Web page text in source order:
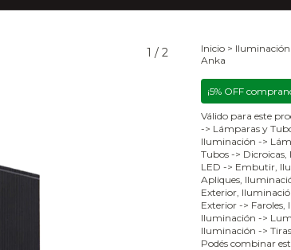
1 / 2 Inicio > Iluminación
Anka
¡5% OFF
Válido para este
-> Lámparas y
Iluminación ->
Tubos ->
LED -> Embutir,
Apliques,
Exterior,
Exterior ->
Iluminación ->
Iluminación ->
Podés combinar